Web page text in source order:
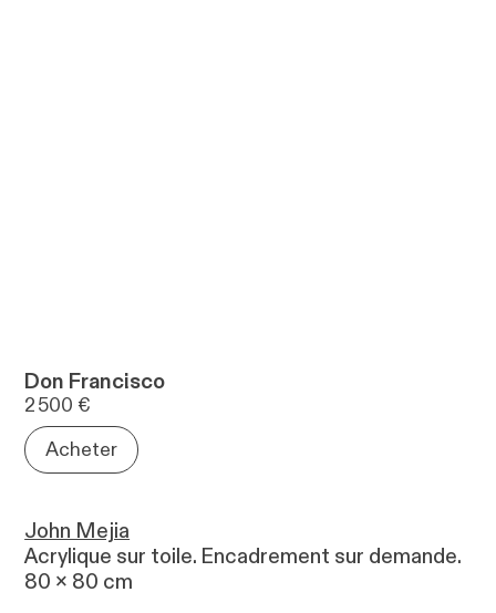
Don Francisco
John Mejia
Acrylique sur toile. Encadrement sur demande.
80 x 80 cm